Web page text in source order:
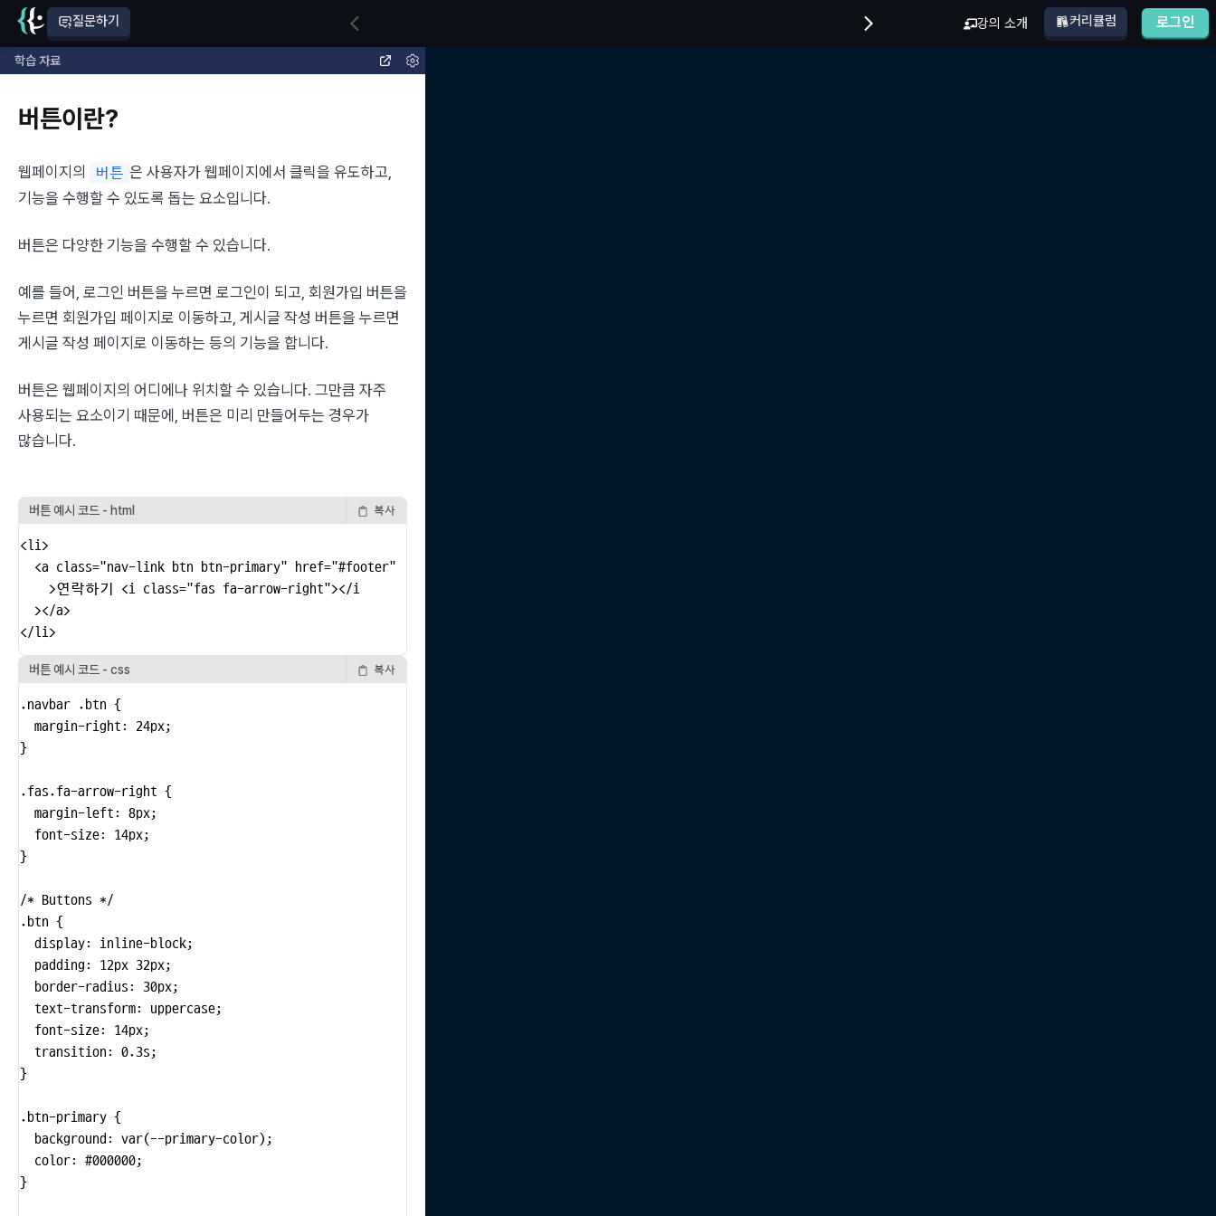
질문하기 강의 소개 커리큘럼 로그인
학습 자료
버튼이란?
웹페이지의 버튼 은 사용자가 웹페이지에서 클릭을 유도하고,
기능을 수행할 수 있도록 돕는 요소입니다.
버튼은 다양한 기능을 수행할 수 있습니다.
예를 들어, 로그인 버튼을 누르면 로그인이 되고, 회원가입 버튼을
누르면 회원가입 페이지로 이동하고, 게시글 작성 버튼을 누르면
게시글 작성 페이지로 이동하는 등의 기능을 합니다.
버튼은 웹페이지의 어디에나 위치할 수 있습니다. 그만큼 자주
사용되는 요소이기 때문에, 버튼은 미리 만들어두는 경우가
많습니다.
버튼 예시 코드 - html 복사
<li>
  <a class="nav-link btn btn-primary" href="#footer"
    >연락하기 <i class="fas fa-arrow-right"></i
  ></a>
</li>
버튼 예시 코드 - css 복사
.navbar .btn {
  margin-right: 24px;
}
.fas.fa-arrow-right {
  margin-left: 8px;
  font-size: 14px;
}
/* Buttons */
.btn {
  display: inline-block;
  padding: 12px 32px;
  border-radius: 30px;
  text-transform: uppercase;
  font-size: 14px;
  transition: 0.3s;
}
.btn-primary {
  background: var(--primary-color);
  color: #000000;
}